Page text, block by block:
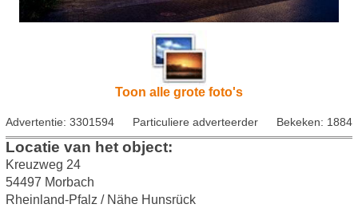
Toon alle grote foto's
Advertentie: 3301594 Particuliere adverteerder Bekeken: 1884
Locatie van het object:
Kreuzweg 24
54497 Morbach
Rheinland-Pfalz / Nähe Hunsrück